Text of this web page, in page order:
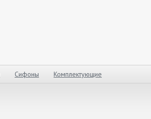
Сифоны Комплектующие